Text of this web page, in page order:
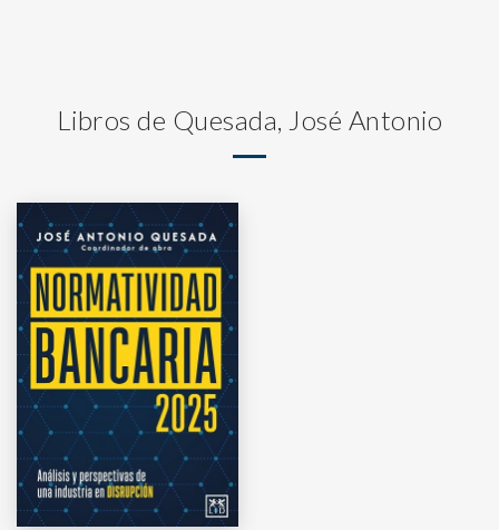
Libros de Quesada, José Antonio